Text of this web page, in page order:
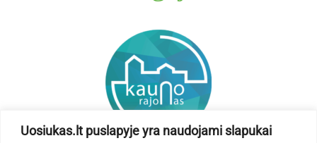
Uosiukas.lt puslapyje yra naudojami slapukai